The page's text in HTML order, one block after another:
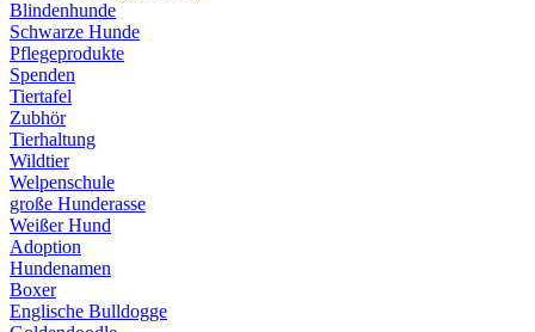
Blindenhunde
Schwarze Hunde
Pflegeprodukte
Spenden
Tiertafel
Zubhör
Tierhaltung
Wildtier
Welpenschule
große Hunderasse
Weißer Hund
Adoption
Hundenamen
Boxer
Englische Bulldogge